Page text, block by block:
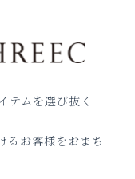
テムを選び抜く
るお客様をおまち